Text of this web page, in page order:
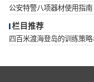
公安特警八项器材使用指南
栏目推荐